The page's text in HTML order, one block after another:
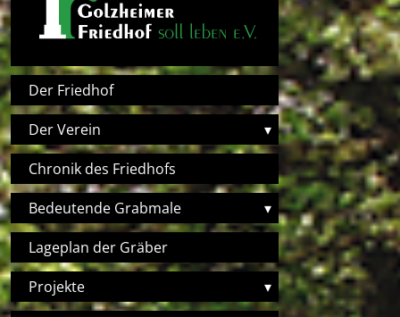
Hauptnavigation
Der Friedhof
Der Verein
▾
Chronik des Friedhofs
Bedeutende Grabmale
▾
Lageplan der Gräber
Projekte
▾